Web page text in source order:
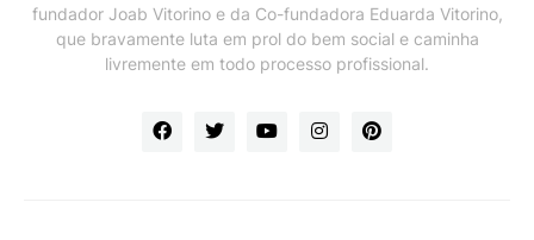
fundador Joab Vitorino e da Co-fundadora Eduarda Vitorino,
que bravamente luta em prol do bem social e caminha
livremente em todo processo profissional.